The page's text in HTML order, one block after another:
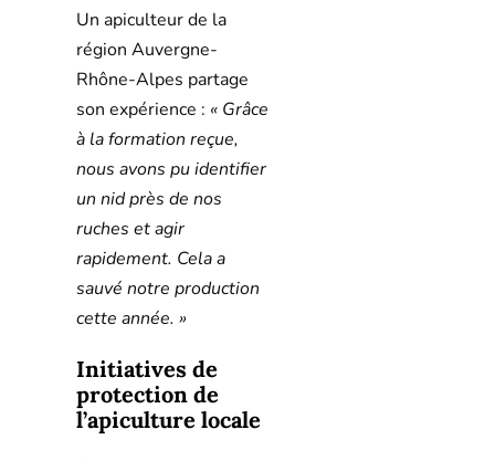
Un apiculteur de la
région Auvergne-
Rhône-Alpes partage
son expérience : « Grâce
à la formation reçue,
nous avons pu identifier
un nid près de nos
ruches et agir
rapidement. Cela a
sauvé notre production
cette année. »
Initiatives de
protection de
l’apiculture locale